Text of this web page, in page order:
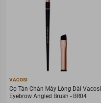
VACOSI
Cọ Tán Chân Mày Lông Dài Vacosi
Eyebrow Angled Brush - BR04